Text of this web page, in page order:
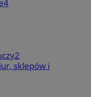
4
2
sklepów i